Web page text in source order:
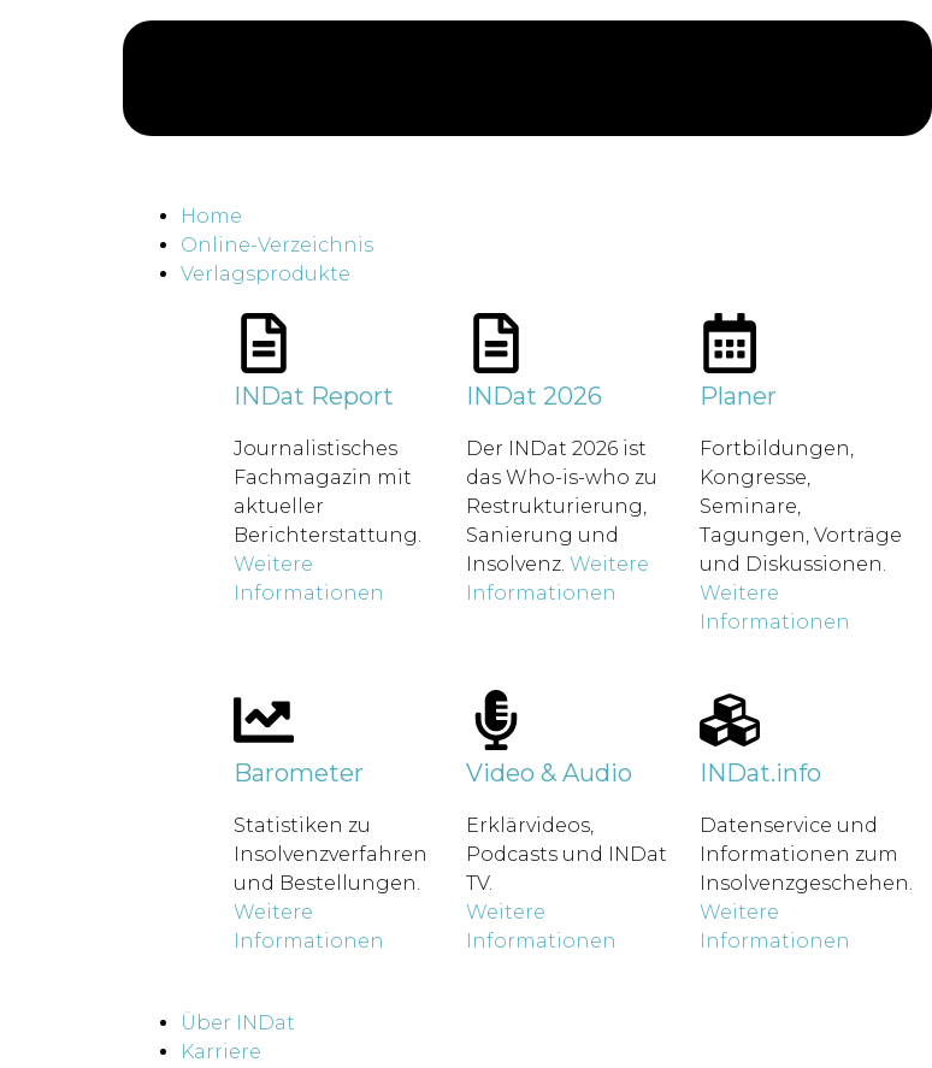
Home
Online-Verzeichnis
Verlagsprodukte
INDat Report
Journalistisches
Fachmagazin mit
aktueller
Berichterstattung.
Weitere
Informationen
INDat 2026
Der INDat 2026 ist
das Who-is-who zu
Restrukturierung,
Sanierung und
Insolvenz.Weitere
Informationen
Planer
Fortbildungen,
Kongresse,
Seminare,
Tagungen, Vorträge
und Diskussionen.
Weitere
Informationen
Barometer
Statistiken zu
Insolvenzverfahren
und Bestellungen.
Weitere
Informationen
Video & Audio
Erklärvideos,
Podcasts und INDat
TV.
Weitere
Informationen
INDat.info
Datenservice und
Informationen zum
Insolvenzgeschehen.
Weitere
Informationen
Über INDat
Karriere